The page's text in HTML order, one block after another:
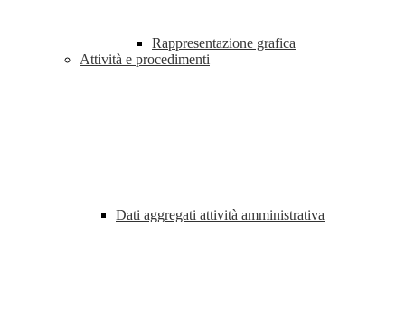
Rappresentazione grafica
Attività e procedimenti
Dati aggregati attività amministrativa